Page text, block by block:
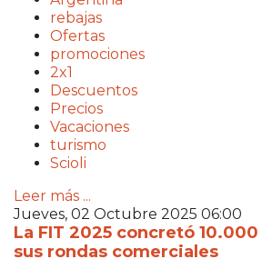
rebajas
Ofertas
promociones
2x1
Descuentos
Precios
Vacaciones
turismo
Scioli
Leer más ...
Jueves, 02 Octubre 2025 06:00
La FIT 2025 concretó
sus rondas comerciales